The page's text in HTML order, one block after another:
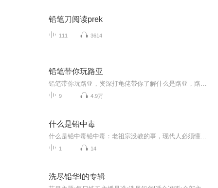
铅笔刀阅读prek
111 3614
铅笔带你玩路亚
9 4.9万
什么是铅中毒
1 14
洗尽铅华l的专辑